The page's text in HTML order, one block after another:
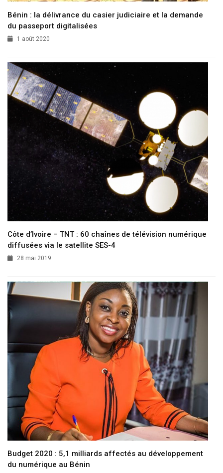
Bénin : la délivrance du casier judiciaire et la demande
du passeport digitalisées
1 août 2020
Côte d’Ivoire – TNT : 60 chaînes de télévision numérique
diffusées via le satellite SES-4
28 mai 2019
Budget 2020 : 5,1 milliards affectés au développement
du numérique au Bénin